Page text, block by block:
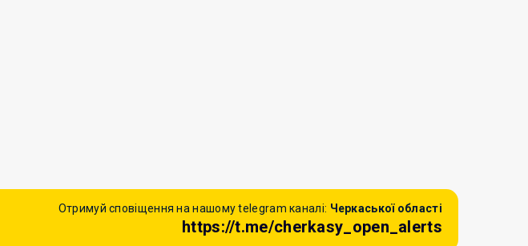
Отримуй сповіщення на нашому telegram каналі: Черкаської області
https://t.me/cherkasy_open_alerts